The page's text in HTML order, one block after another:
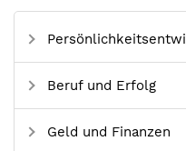
Beruf und Erfolg
Geld und Finanzen